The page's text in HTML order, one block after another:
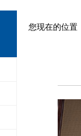
您现在的位置